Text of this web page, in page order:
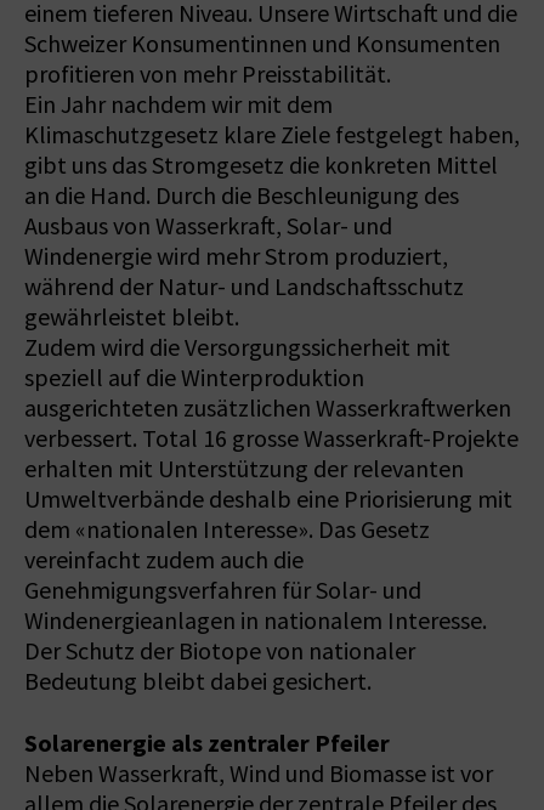
einem tieferen Niveau. Unsere Wirtschaft und die
Schweizer Konsumentinnen und Konsumenten
profitieren von mehr Preisstabilität.
Ein Jahr nachdem wir mit dem
Klimaschutzgesetz klare Ziele festgelegt haben,
gibt uns das Stromgesetz die konkreten Mittel
an die Hand. Durch die Beschleunigung des
Ausbaus von Wasserkraft, Solar- und
Windenergie wird mehr Strom produziert,
während der Natur- und Landschaftsschutz
gewährleistet bleibt.
Zudem wird die Versorgungssicherheit mit
speziell auf die Winterproduktion
ausgerichteten zusätzlichen Wasserkraftwerken
verbessert. Total 16 grosse Wasserkraft-Projekte
erhalten mit Unterstützung der relevanten
Umweltverbände deshalb eine Priorisierung mit
dem «nationalen Interesse». Das Gesetz
vereinfacht zudem auch die
Genehmigungsverfahren für Solar- und
Windenergieanlagen in nationalem Interesse.
Der Schutz der Biotope von nationaler
Bedeutung bleibt dabei gesichert.
Solarenergie als zentraler Pfeiler
Neben Wasserkraft, Wind und Biomasse ist vor